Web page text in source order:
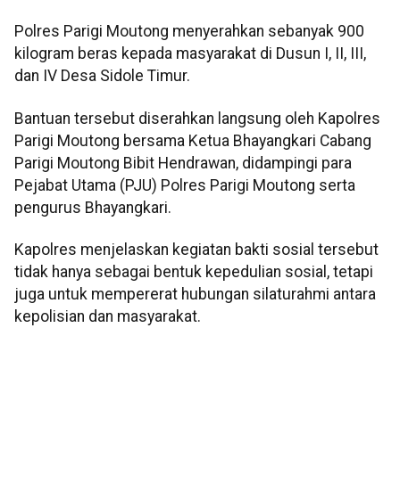
Polres Parigi Moutong menyerahkan sebanyak 900
kilogram beras kepada masyarakat di Dusun I, II, III,
dan IV Desa Sidole Timur.
Bantuan tersebut diserahkan langsung oleh Kapolres
Parigi Moutong bersama Ketua Bhayangkari Cabang
Parigi Moutong Bibit Hendrawan, didampingi para
Pejabat Utama (PJU) Polres Parigi Moutong serta
pengurus Bhayangkari.
Kapolres menjelaskan kegiatan bakti sosial tersebut
tidak hanya sebagai bentuk kepedulian sosial, tetapi
juga untuk mempererat hubungan silaturahmi antara
kepolisian dan masyarakat.